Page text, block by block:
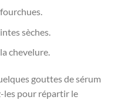
sèches.
chevelure.
gouttes de sérum
les pour répartir le